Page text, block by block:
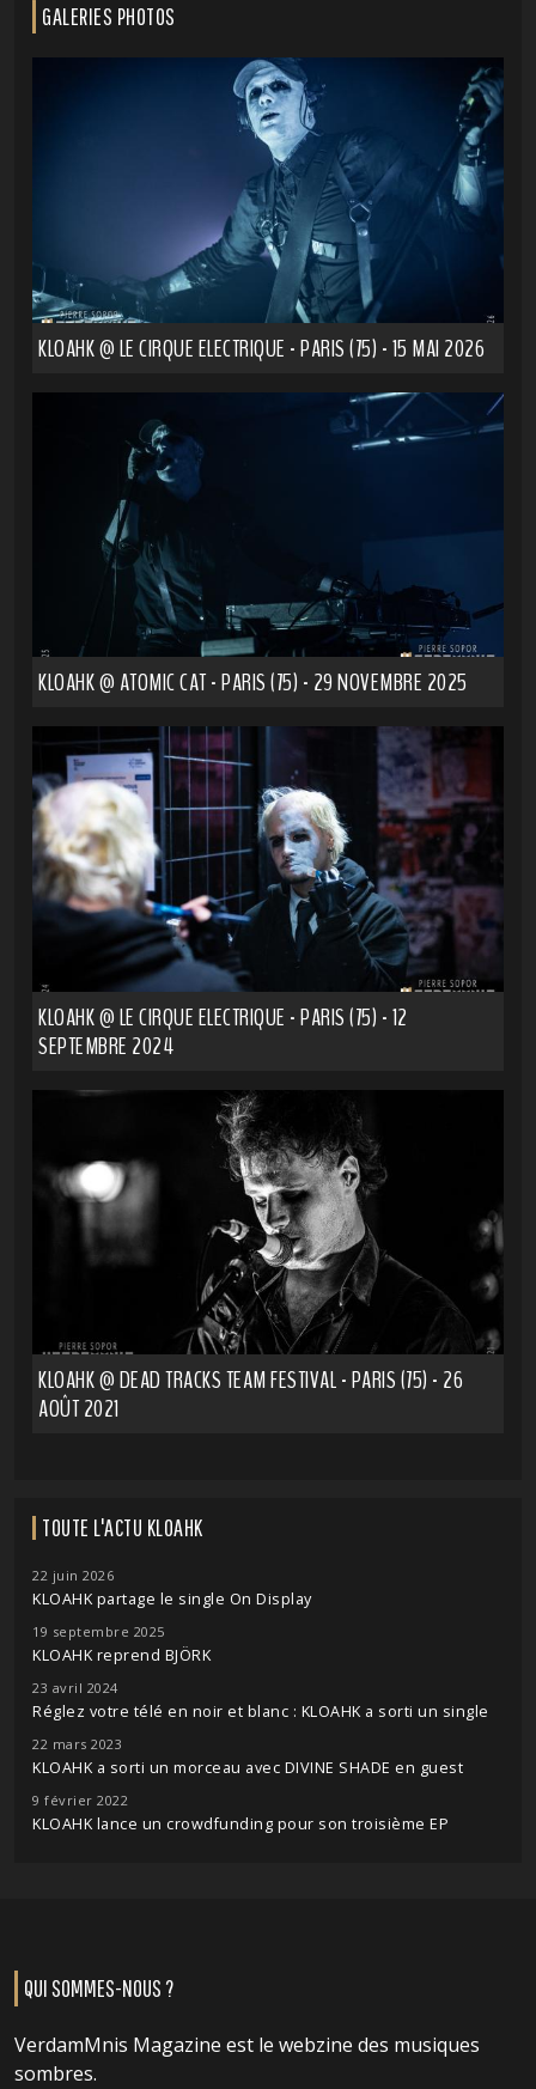
GALERIES PHOTOS
KLOAHK @ LE CIRQUE ELECTRIQUE - PARIS (75) - 15 MAI 2026
KLOAHK @ ATOMIC CAT - PARIS (75) - 29 NOVEMBRE 2025
KLOAHK @ LE CIRQUE ELECTRIQUE - PARIS (75) - 12
SEPTEMBRE 2024
KLOAHK @ DEAD TRACKS TEAM FESTIVAL - PARIS (75) - 26
AOÛT 2021
TOUTE L'ACTU KLOAHK
22 juin 2026
KLOAHK partage le single On Display
19 septembre 2025
KLOAHK reprend BJÖRK
23 avril 2024
Réglez votre télé en noir et blanc : KLOAHK a sorti un single
22 mars 2023
KLOAHK a sorti un morceau avec DIVINE SHADE en guest
9 février 2022
KLOAHK lance un crowdfunding pour son troisième EP
QUI SOMMES-NOUS ?
VerdamMnis Magazine est le webzine des musiques
sombres.